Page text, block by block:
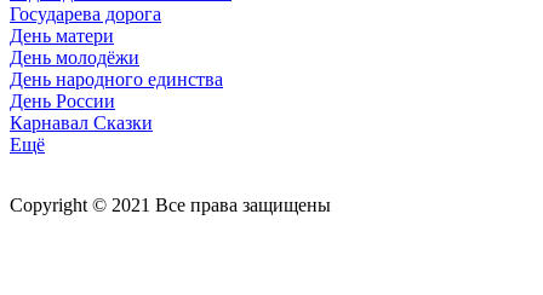
Государева дорога
День матери
День молодёжи
День народного единства
День России
Карнавал Сказки
Ещё
Copyright © 2021 Все права защищены